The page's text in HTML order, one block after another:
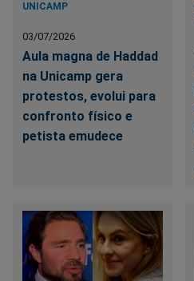
UNICAMP
03/07/2026
Aula magna de Haddad
na Unicamp gera
protestos, evolui para
confronto físico e
petista emudece